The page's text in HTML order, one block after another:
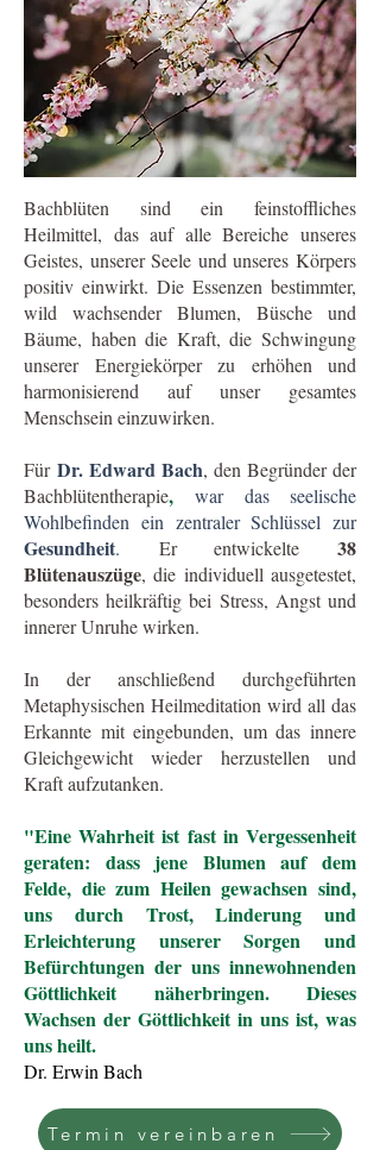
Bachblüten sind ein feinstoffliches
Heilmittel, das auf alle Bereiche unseres
Geistes, unserer Seele und unseres Körpers
positiv einwirkt. Die Essenzen bestimmter,
wild wachsender Blumen, Büsche und
Bäume, haben die Kraft, die Schwingung
unserer Energiekörper zu erhöhen und
harmonisierend auf unser gesamtes
Menschsein einzuwirken.
Für Dr. Edward Bach, den Begründer der
Bachblütentherapie,war das seelische
Wohlbefinden ein zentraler Schlüssel zur
Gesundheit. Er entwickelte38
Blütenauszüge, die individuell ausgetestet,
besonders heilkräftig bei Stress, Angst und
innerer Unruhe wirken.
In der anschließend durchgeführten
Metaphysischen Heilmeditation wird all das
Erkannte mit eingebunden, um das innere
Gleichgewicht wieder herzustellen und
Kraft aufzutanken.
"Eine Wahrheit ist fast in Vergessenheit
geraten: dass jene Blumen auf dem
Felde, die zum Heilen gewachsen sind,
uns durch Trost, Linderung und
Erleichterung unserer Sorgen und
Befürchtungen der uns innewohnenden
Göttlichkeit näherbringen. Dieses
Wachsen der Göttlichkeit in uns ist, was
uns heilt.
Dr. Erwin Bach
Termin vereinbaren